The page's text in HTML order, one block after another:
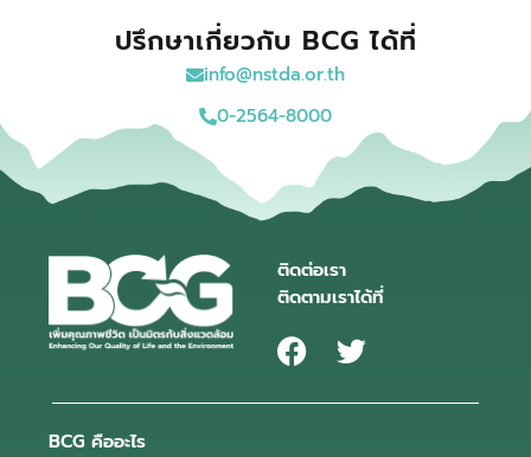
ปรึกษาเกี่ยวกับ BCG ได้ที่
info@nstda.or.th
0-2564-8000
ติดต่อเรา
ติดตามเราได้ที่
BCG คืออะไร